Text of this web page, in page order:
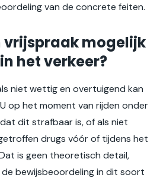
van de concrete feiten.
vrijspraak mogelijk
het verkeer?
niet wettig en overtuigend kan
op het moment van rijden onder
dit strafbaar is, of als niet
drugs vóór of tijdens het
is geen theoretisch detail,
bewijsbeoordeling in dit soort